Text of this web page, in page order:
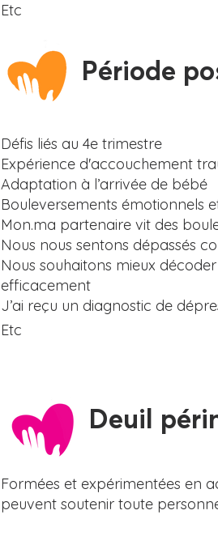
Etc
Période
Défis liés au 4e trimestre
Expérience d'accouchement
Adaptation à l’arrivée de bébé
Bouleversements émotionnels
Mon.ma partenaire vit des
Nous nous sentons dépassés
Nous souhaitons mieux
efficacement
J’ai reçu un diagnostic de
Etc
Deuil
Formées et expérimentées en
peuvent soutenir toute